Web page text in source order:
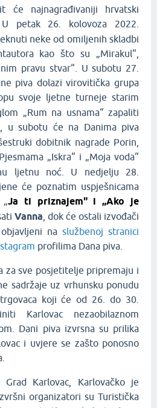
će najnagrađivaniji hrvatski
U petak 26. kolovoza 2022.
neke od omiljenih skladbi
kao što su „Mirakul“,
pravu stvar“. U subotu 27.
piva dolazi virovitička grupa
svoje ljetne turneje starim
„Rum na usnama“ zapaliti
u subotu će na Danima piva
dobitnik nagrade Porin,
Pjesmama „Iskra“ i „Moja voda“
ljetnu noć. U nedjelju 28.
će poznatim uspješnicama
„Ja ti priznajem" i „Ako je
Vanna , dok će ostali izvođači
na službenoj stranici
profilima Dana piva.
za sve posjetitelje pripremaju i
sadržaje uz vrhunsku ponudu
koji će od 26. do 30.
Karlovac nezaobilaznom
Dani piva izvrsna su prilika
i uvjere se zašto ponosno
Karlovac, Karlovačko je
organizatori su Turistička